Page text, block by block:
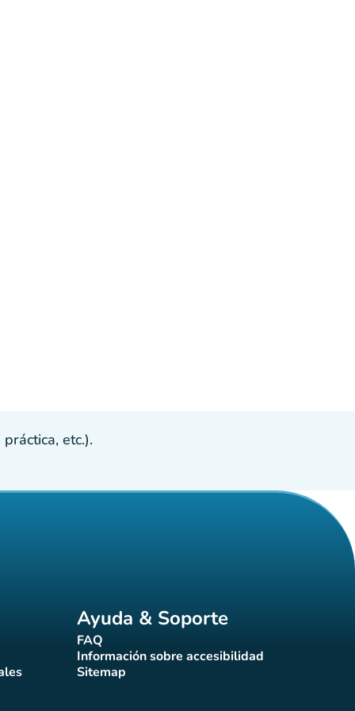
etc.).
Ayuda & Soporte
FAQ(nueva pestaña)
Información sobre accesibilidad
(nueva pestaña)
Sitemap(nueva pestaña)